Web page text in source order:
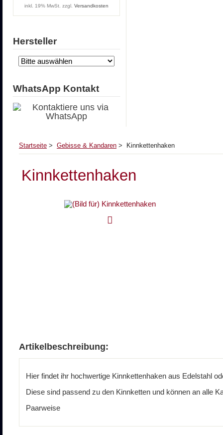
inkl. 19% MwSt. zzgl. Versandkosten
Hersteller
WhatsApp Kontakt
Startseite > Gebisse & Kandaren > Kinnkettenhaken
Kinnkettenhaken
Artikelbeschreibung:
Hier findet ihr hochwertige Kinnkettenhaken aus Edelstahl
Diese sind passend zu den Kinnketten und können an alle
Paarweise